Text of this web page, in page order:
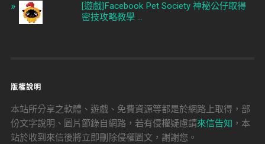
[遊戲]Facebook Pet Society 神秘公仔取得
密技攻略教學 ...
版權說明
本站所分享之軟體、遊戲、免費資源等都是於網路上取得，部
份文字說明、圖片節錄自網路，若有侵權疑慮請來信告知 ，本
站於收到來信後將立即刪除侵權圖文，謝謝您。